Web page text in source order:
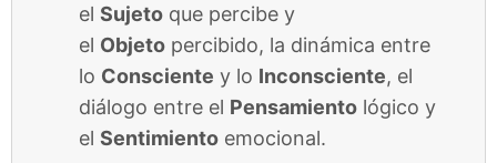
el Sujeto que percibe y
el Objeto percibido, la dinámica entre
lo Consciente y lo Inconsciente, el
diálogo entre el Pensamiento lógico y
el Sentimiento emocional.